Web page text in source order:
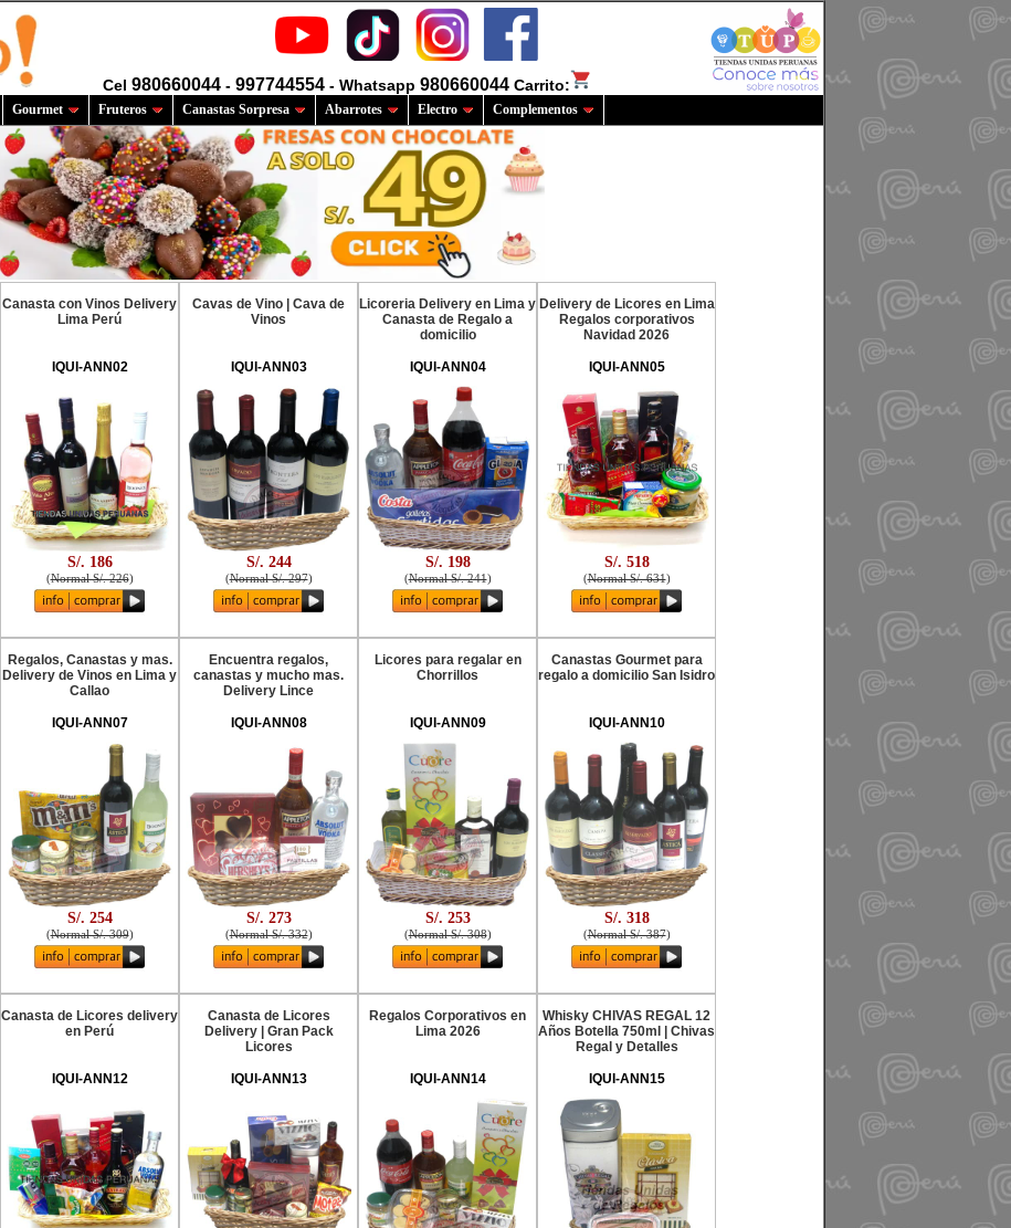
Cel 980660044 - 997744554 - Whatsapp 980660044 Carrito:
Gourmet Fruteros Canastas Sorpresa Abarrotes Electro Complementos
Canasta con Vinos Delivery
Lima Perú
IQUI-ANN02
S/. 186
(Normal S/. 226)
Cavas de Vino | Cava de
Vinos
IQUI-ANN03
S/. 244
(Normal S/. 297)
Licoreria Delivery en Lima y
Canasta de Regalo a
domicilio
IQUI-ANN04
S/. 198
(Normal S/. 241)
Delivery de Licores en Lima
Regalos corporativos
Navidad 2026
IQUI-ANN05
S/. 518
(Normal S/. 631)
Regalos, Canastas y mas.
Delivery de Vinos en Lima y
Callao
IQUI-ANN07
S/. 254
(Normal S/. 309)
Encuentra regalos,
canastas y mucho mas.
Delivery Lince
IQUI-ANN08
S/. 273
(Normal S/. 332)
Licores para regalar en
Chorrillos
IQUI-ANN09
S/. 253
(Normal S/. 308)
Canastas Gourmet para
regalo a domicilio San Isidro
IQUI-ANN10
S/. 318
(Normal S/. 387)
Canasta de Licores delivery
en Perú
IQUI-ANN12
Canasta de Licores
Delivery | Gran Pack
Licores
IQUI-ANN13
Regalos Corporativos en
Lima 2026
IQUI-ANN14
Whisky CHIVAS REGAL 12
Años Botella 750ml | Chivas
Regal y Detalles
IQUI-ANN15